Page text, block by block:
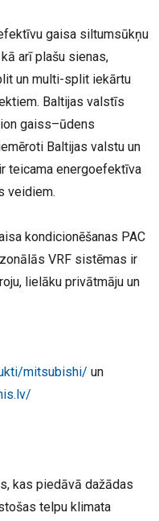
gaisa siltumsūkņu
arī plašu sienas,
un multi-split iekārtu
Baltijas valstīs
gaiss–ūdens
Baltijas valstu un
teicama energoefektīva
veidiem.
kondicionēšanas PAC
VRF sistēmas ir
lielāku privātmāju un
mitsubishi/ un
kas piedāvā dažādas
telpu klimata